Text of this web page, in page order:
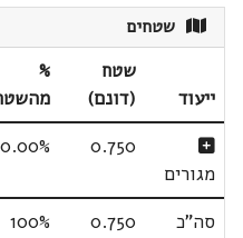
שטחים
ייעוד
שטח
(דונם)
%
מגורים
0.750
סה"כ 0.750
100%